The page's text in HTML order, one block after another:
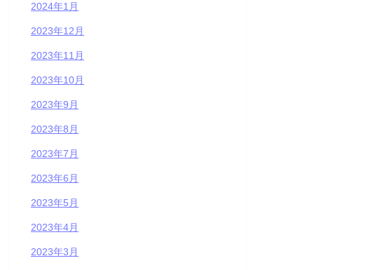
2024年1月
2023年12月
2023年11月
2023年10月
2023年9月
2023年8月
2023年7月
2023年6月
2023年5月
2023年4月
2023年3月